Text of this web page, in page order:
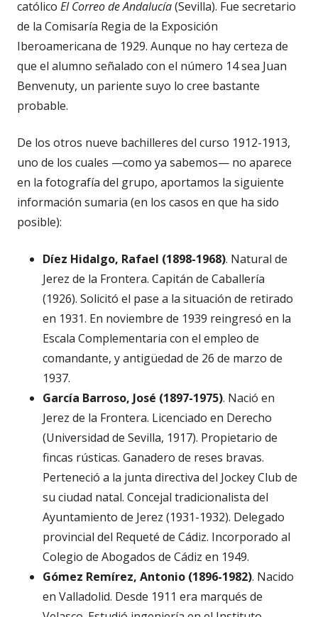
católico El Correo de Andalucía(Sevilla). Fue secretario
de la Comisaría Regia de la Exposición
Iberoamericana de 1929. Aunque no hay certeza de
que el alumno señalado con el número 14 sea Juan
Benvenuty, un pariente suyo lo cree bastante
probable.
De los otros nueve bachilleres del curso 1912-1913,
uno de los cuales —como ya sabemos— no aparece
en la fotografía del grupo, aportamos la siguiente
información sumaria (en los casos en que ha sido
posible):
Díez Hidalgo, Rafael (1898-1968). Natural de
Jerez de la Frontera. Capitán de Caballería
(1926). Solicitó el pase a la situación de retirado
en 1931. En noviembre de 1939 reingresó en la
Escala Complementaria con el empleo de
comandante, y antigüedad de 26 de marzo de
1937.
García Barroso, José (1897-1975). Nació en
Jerez de la Frontera. Licenciado en Derecho
(Universidad de Sevilla, 1917). Propietario de
fincas rústicas. Ganadero de reses bravas.
Perteneció a la junta directiva del Jockey Club de
su ciudad natal. Concejal tradicionalista del
Ayuntamiento de Jerez (1931-1932). Delegado
provincial del Requeté de Cádiz. Incorporado al
Colegio de Abogados de Cádiz en 1949.
Gómez Remírez, Antonio (1896-1982). Nacido
en Valladolid. Desde 1911 era marqués de